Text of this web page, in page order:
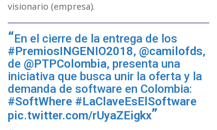
visionario (empresa).
En el cierre de la entrega de los
#PremiosINGENIO2018, @camilofds,
de @PTPColombia, presenta una
iniciativa que busca unir la oferta y la
demanda de software en Colombia:
#SoftWhere #LaClaveEsElSoftware
pic.twitter.com/rUyaZEigkx